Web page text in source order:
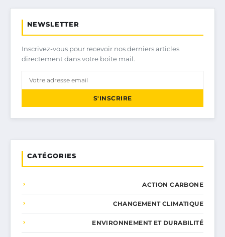
NEWSLETTER
Inscrivez-vous pour recevoir nos derniers articles
directement dans votre boîte mail.
S'INSCRIRE
CATÉGORIES
ACTION CARBONE
CHANGEMENT CLIMATIQUE
ENVIRONNEMENT ET DURABILITÉ